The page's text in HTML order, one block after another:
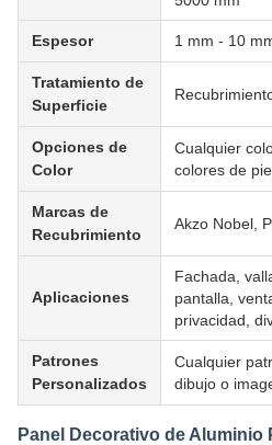
Espesor 1 mm - 10
Tratamiento de
Superficie
Opciones de
Color
Cualquier
colores de
Marcas de
Recubrimiento
Akzo Nobel,
Aplicaciones
Fachada,
pantalla,
privacidad,
Patrones
Personalizados
Cualquier
dibujo o
Panel Decorativo de Aluminio